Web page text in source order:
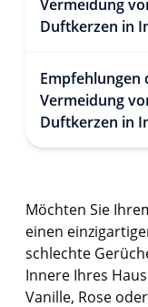
Vermeidung
Duftkerzen in
Empfehlungen
Vermeidung
Duftkerzen in
Möchten Sie
einen
schlechte
Innere Ihres
Vanille, Rose